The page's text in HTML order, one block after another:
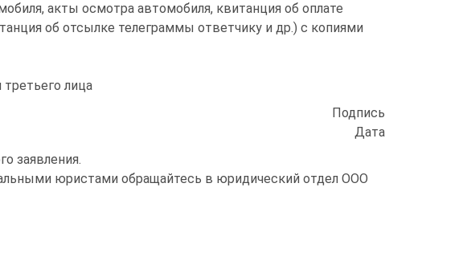
акты осмотра автомобиля, квитанция об оплате
об отсылке телеграммы ответчику и др.) с копиями
лица
Подпись
Дата
заявления.
юристами обращайтесь в юридический отдел ООО